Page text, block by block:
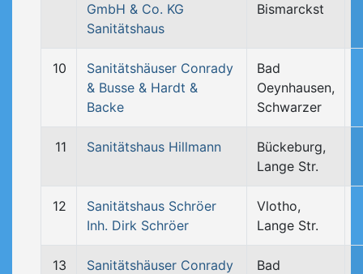
GmbH & Co. KG
Sanitätshaus
Bismarckst
10
Sanitätshäuser Conrady
& Busse & Hardt &
Backe
Bad
Oeynhausen,
Schwarzer
11 Sanitätshaus Hillmann
Bückeburg,
Lange Str.
12
Sanitätshaus Schröer
Inh. Dirk Schröer
Vlotho,
Lange Str.
13
Sanitätshäuser Conrady
Bad